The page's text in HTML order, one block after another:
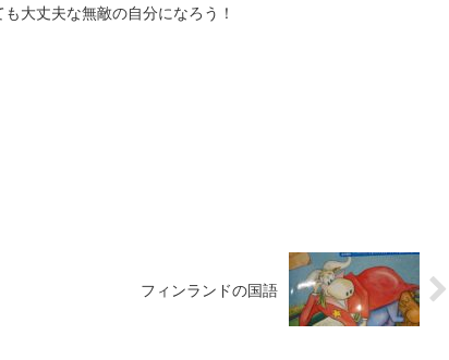
大丈夫な無敵の自分になろう！
フィンランドの国語